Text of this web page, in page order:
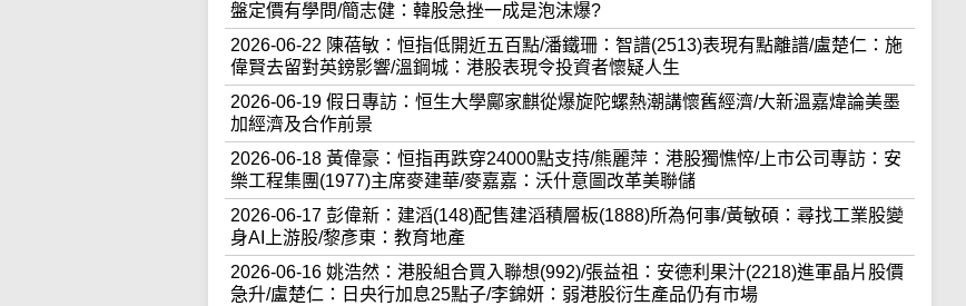
盤定價有學問/簡志健：韓股急挫一成是泡沫爆?
2026-06-22 陳蓓敏：恒指低開近五百點/潘鐵珊：智譜(2513)表現有點離譜/盧楚仁：施
偉賢去留對英鎊影響/溫鋼城：港股表現令投資者懷疑人生
2026-06-19 假日專訪：恒生大學鄺家麒從爆旋陀螺熱潮講懷舊經濟/大新溫嘉煒論美墨
加經濟及合作前景
2026-06-18 黃偉豪：恒指再跌穿24000點支持/熊麗萍：港股獨憔悴/上市公司專訪：安
樂工程集團(1977)主席麥建華/麥嘉嘉：沃什意圖改革美聯儲
2026-06-17 彭偉新：建滔(148)配售建滔積層板(1888)所為何事/黃敏碩：尋找工業股變
身AI上游股/黎彥東：教育地產
2026-06-16 姚浩然：港股組合買入聯想(992)/張益祖：安德利果汁(2218)進軍晶片股價
急升/盧楚仁：日央行加息25點子/李錦妍：弱港股衍生產品仍有市場